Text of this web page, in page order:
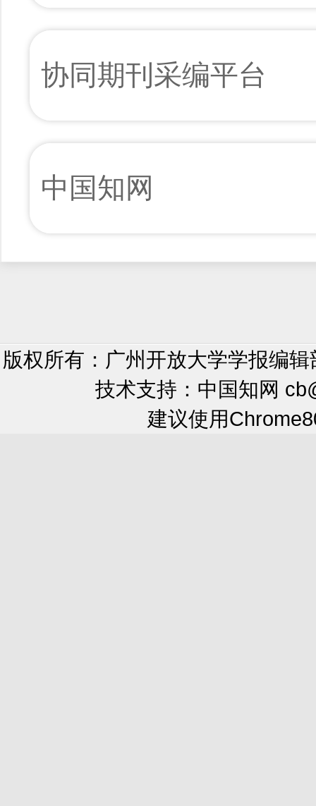
协同期刊采编平台
中国知网
版权所有：广州开放大学学报编
技术支持：中国知网
建议使用